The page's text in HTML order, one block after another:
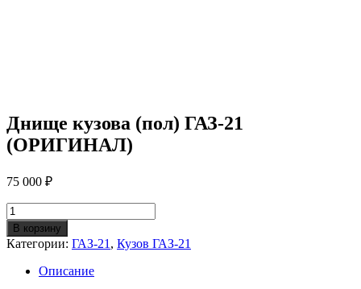
Днище кузова (пол) ГАЗ-21
(ОРИГИНАЛ)
75 000 ₽
Количество
Днище
кузова
(пол)
ГАЗ-21
(ОРИГИНАЛ)
В корзину
Категории: ГАЗ-21 , Кузов ГАЗ-21
Описание